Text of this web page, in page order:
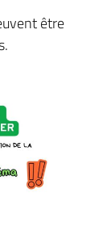
être